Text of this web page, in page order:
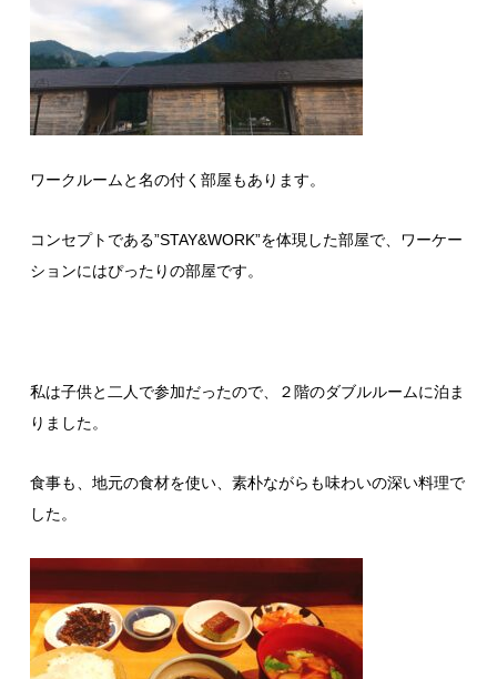
ワークルームと名の付く部屋もあります。
コンセプトである”STAY&WORK”を体現した部屋で、ワーケー
ションにはぴったりの部屋です。
私は子供と二人で参加だったので、２階のダブルルームに泊ま
りました。
食事も、地元の食材を使い、素朴ながらも味わいの深い料理で
した。